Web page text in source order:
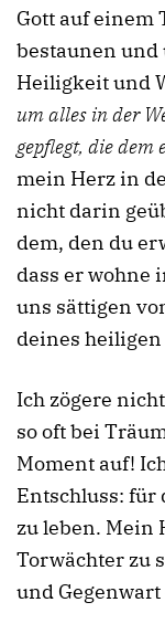
Gott auf einem
bestaunen
Heiligkeit und
um alles in der
gepflegt, die dem
mein Herz in
nicht darin
dem, den du
dass er wohne
uns sättigen
deines heiligen
Ich zögere
so oft bei
Moment auf!
Entschluss: für
zu leben. Mein
Torwächter zu
und